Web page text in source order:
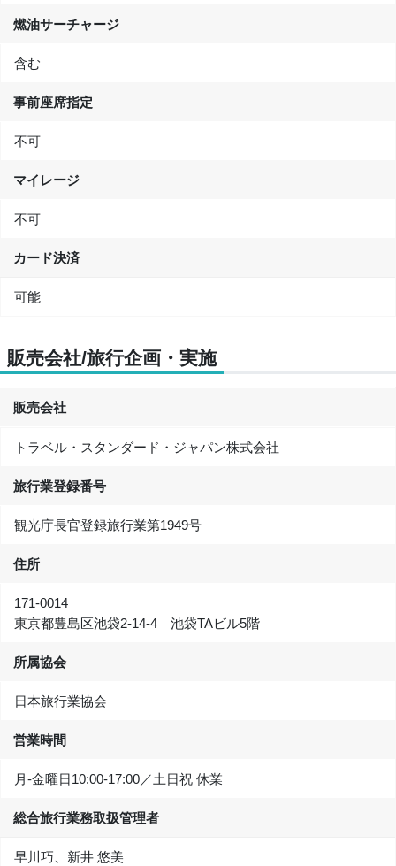
燃油サーチャージ
含む
事前座席指定
不可
マイレージ
不可
カード決済
可能
販売会社/旅行企画・実施
販売会社
トラベル・スタンダード・ジャパン株式会社
旅行業登録番号
観光庁長官登録旅行業第1949号
住所
171-0014
東京都豊島区池袋2-14-4 池袋TAビル5階
所属協会
日本旅行業協会
営業時間
月-金曜日10:00‐17:00／土日祝 休業
総合旅行業務取扱管理者
早川巧、新井 悠美